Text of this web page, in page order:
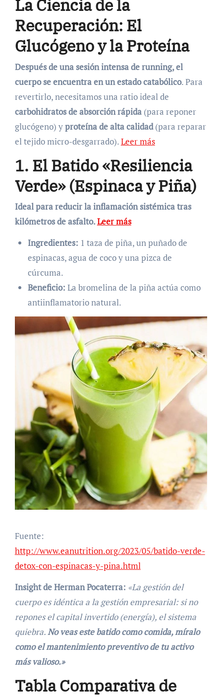
La Ciencia de la
Recuperación: El
Glucógeno y la Proteína
Después de una sesión intensa de running, el
cuerpo se encuentra en un estado catabólico. Para
revertirlo, necesitamos una ratio ideal de
carbohidratos de absorción rápida(para reponer
glucógeno) yproteína de alta calidad(para reparar
el tejido micro-desgarrado).Leer más
1. El Batido «Resiliencia
Verde» (Espinaca y Piña)
Ideal para reducir la inflamación sistémica tras
kilómetros de asfalto.Leer más
Ingredientes: 1 taza de piña, un puñado de
espinacas, agua de coco y una pizca de
cúrcuma.
Beneficio: La bromelina de la piña actúa como
antiinflamatorio natural.
Fuente:
http://www.eanutrition.org/2023/05/batido-verde-
detox-con-espinacas-y-pina.html
Insight de Herman Pocaterra: «La gestión del
cuerpo es idéntica a la gestión empresarial: si no
repones el capital invertido (energía), el sistema
quiebra.No veas este batido como comida, míralo
como el mantenimiento preventivo de tu activo
más valioso.»
Tabla Comparativa de